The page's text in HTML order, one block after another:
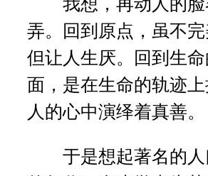
我想，再动人的脸
弄。回到原点，虽不
但让人生厌。回到生
面，是在生命的轨迹
人的心中演绎着真善。
于是想起著名的人